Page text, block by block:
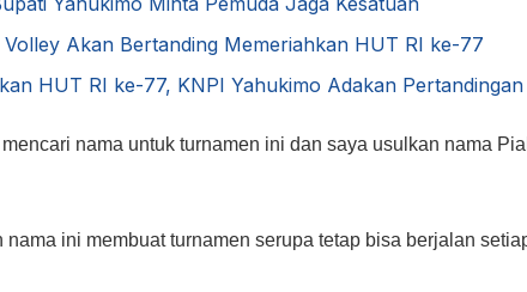
Akan Bertanding Memeriahkan HUT RI ke-77
HUT RI ke-77, KNPI Yahukimo Adakan
mencari nama untuk turnamen ini dan saya usulkan nama
nama ini membuat turnamen serupa tetap bisa berjalan